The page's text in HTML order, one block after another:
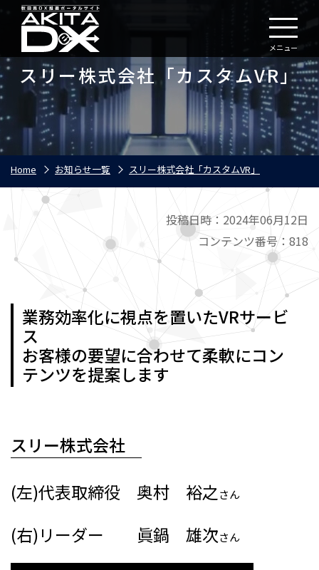
メニュー
スリー株式会社「カスタムVR」
Home お知らせ一覧 スリー株式会社「カスタムVR」
投稿日時：2024年06月12日
コンテンツ番号：818
業務効率化に視点を置いたVRサービ
ス
お客様の要望に合わせて柔軟にコン
テンツを提案します
スリー株式会社
(左)代表取締役 奥村 裕之さん
(右)リーダー 眞鍋 雄次さん